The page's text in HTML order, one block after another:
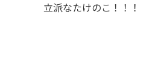
立派なたけのこ！！！